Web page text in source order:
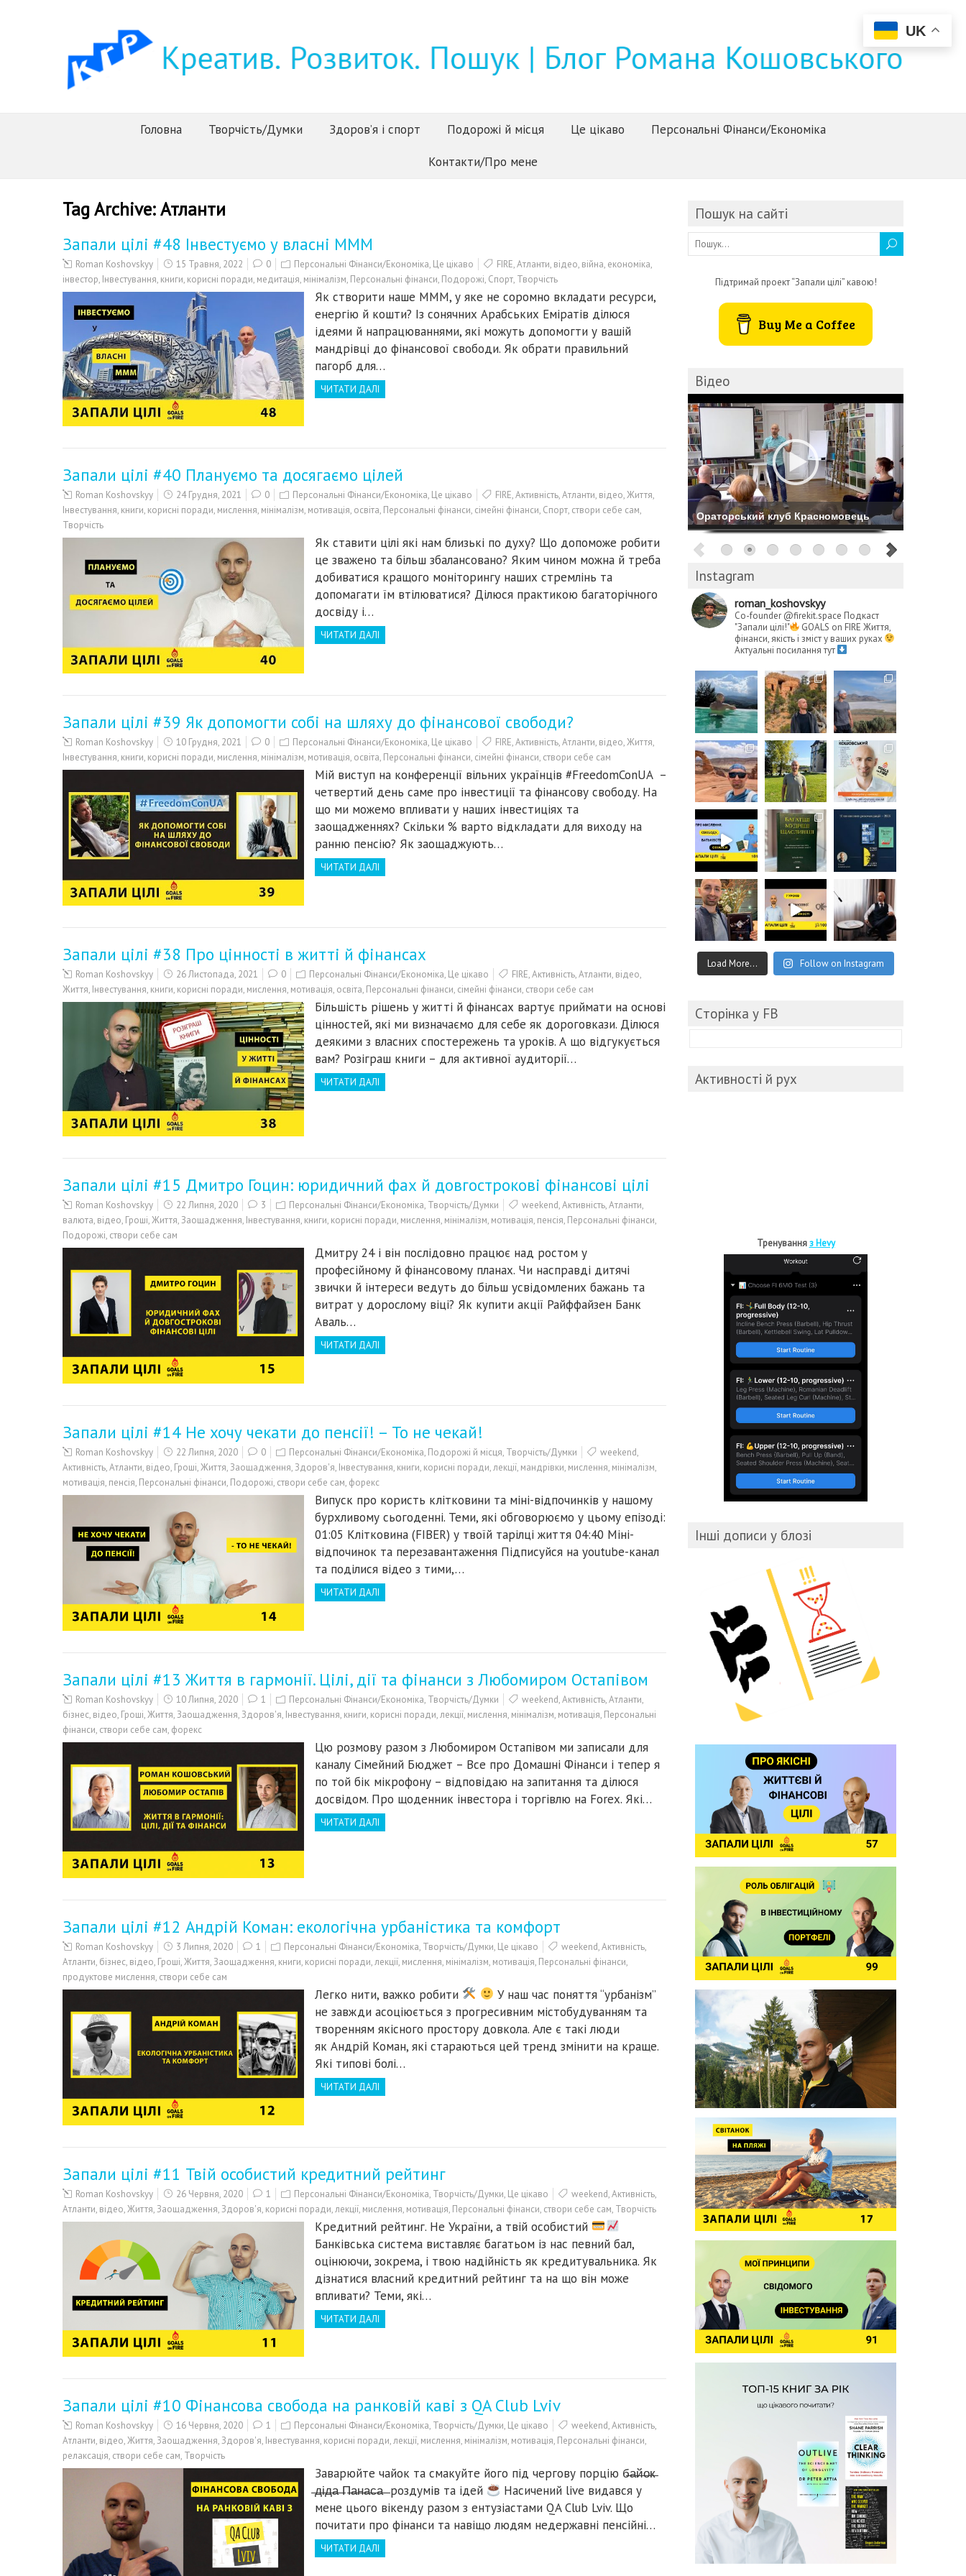
Головна Творчість/Думки Здоров’я і спорт Подорожі й місця Це цікаво Персональні Фінанси/Економіка
Контакти/Про мене
Tag Archive:Атланти
Запали цілі #48 Інвестуємо у власні МММ
Roman Koshovskyy 15 Травня, 2022 0 Персональні Фінанси/Економіка, Це цікаво FIRE,Атланти, відео, війна, економіка,
інвестор, Інвестування, книги, корисні поради, медитація, мінімалізм, Персональні фінанси, Подорожі, Спорт, Творчість
Як створити наше МММ, у яке не соромно вкладати ресурси,
енергію й кошти? Із сонячних Арабських Еміратів ділюся
ідеями й напрацюваннями, які можуть допомогти у вашій
мандрівці до фінансової свободи. Як обрати правильний
пагорб для…
ЧИТАТИ ДАЛІ
Запали цілі #40 Плануємо та досягаємо цілей
Roman Koshovskyy 24 Грудня, 2021 0 Персональні Фінанси/Економіка, Це цікаво FIRE,Активність,Атланти, відео,Життя,
Інвестування, книги, корисні поради, мислення, мінімалізм, мотивація, освіта, Персональні фінанси, сімейні фінанси, Спорт, створи себе сам,
Творчість
Як ставити цілі які нам близькі по духу? Що допоможе робити
це зважено та більш збалансовано? Яким чином можна й треба
добиватися кращого моніторингу наших стремлінь та
допомагати їм втілюватися? Ділюся практикою багаторічного
досвіду і…
ЧИТАТИ ДАЛІ
Запали цілі #39 Як допомогти собі на шляху до фінансової свободи?
Roman Koshovskyy 10 Грудня, 2021 0 Персональні Фінанси/Економіка, Це цікаво FIRE,Активність,Атланти, відео,Життя,
Інвестування, книги, корисні поради, мислення, мінімалізм, мотивація, освіта, Персональні фінанси, сімейні фінанси, створи себе сам
Мій виступ на конференції вільних українців #FreedomConUA –
четвертий день саме про інвестиції та фінансову свободу. На
що ми можемо впливати у наших інвестиціях та
заощадженнях? Скільки % варто відкладати для виходу на
ранню пенсію? Як заощаджують…
ЧИТАТИ ДАЛІ
Запали цілі #38 Про цінності в житті й фінансах
Roman Koshovskyy 26 Листопада, 2021 0 Персональні Фінанси/Економіка, Це цікаво FIRE,Активність,Атланти, відео,
Життя, Інвестування, книги, корисні поради, мислення, мотивація, освіта, Персональні фінанси, сімейні фінанси, створи себе сам
Більшість рішень у житті й фінансах вартує приймати на основі
цінностей, які ми визначаємо для себе як дороговкази. Ділюся
деякими з власних спостережень та уроків. А що відгукується
вам? Розіграш книги – для активної аудиторії…
ЧИТАТИ ДАЛІ
Запали цілі #15 Дмитро Гоцин: юридичний фах й довгострокові фінансові цілі
Roman Koshovskyy 22 Липня, 2020 3 Персональні Фінанси/Економіка, Творчість/Думки weekend,Активність,Атланти,
валюта, відео, Гроші,Життя,Заощадження, Інвестування, книги, корисні поради, мислення, мінімалізм, мотивація, пенсія, Персональні фінанси,
Подорожі, створи себе сам
Дмитру 24 і він послідовно працює над ростом у
професійному й фінансовому планах. Чи насправді дитячі
звички й інтереси ведуть до більш усвідомлених бажань та
витрат у дорослому віці? Як купити акції Райффайзен Банк
Аваль…
ЧИТАТИ ДАЛІ
Запали цілі #14 Не хочу чекати до пенсії! – То не чекай!
Roman Koshovskyy 22 Липня, 2020 0 Персональні Фінанси/Економіка, Подорожі й місця, Творчість/Думки weekend,
Активність,Атланти, відео, Гроші,Життя,Заощадження,Здоров'я, Інвестування, книги, корисні поради,лекції, мандрівки, мислення, мінімалізм,
мотивація, пенсія, Персональні фінанси, Подорожі, створи себе сам, форекс
Випуск про користь клітковини та міні-відпочинків у нашому
бурхливому сьогоденні. Теми, які обговорюємо у цьому епізоді:
01:05 Клітковина (FIBER) у твоїй тарілці життя 04:40 Міні-
відпочинок та перезавантаження Підписуйся на youtube-канал
та поділися відео з тими,…
ЧИТАТИ ДАЛІ
Запали цілі #13 Життя в гармонії. Цілі, дії та фінанси з Любомиром Остапівом
Roman Koshovskyy 10 Липня, 2020 1 Персональні Фінанси/Економіка, Творчість/Думки weekend,Активність,Атланти,
бізнес, відео, Гроші,Життя,Заощадження,Здоров'я, Інвестування, книги, корисні поради,лекції, мислення, мінімалізм, мотивація, Персональні
фінанси, створи себе сам, форекс
Цю розмову разом з Любомиром Остапівом ми записали для
каналу Сімейний Бюджет – Все про Домашні Фінанси і тепер я
по той бік мікрофону – відповідаю на запитання та ділюся
досвідом. Про щоденник інвестора і торгівлю на Forex. Які…
ЧИТАТИ ДАЛІ
Запали цілі #12 Андрій Коман: екологічна урбаністика та комфорт
Roman Koshovskyy 3 Липня, 2020 1 Персональні Фінанси/Економіка, Творчість/Думки, Це цікаво weekend,Активність,
Атланти, бізнес, відео, Гроші,Життя,Заощадження, книги, корисні поради,лекції, мислення, мінімалізм, мотивація, Персональні фінанси,
продуктове мислення, створи себе сам
Легко нити, важко робити
У наш час поняття “урбанізм”
не завжди асоціюється з прогресивним містобудуванням та
творенням якісного простору довкола. Але є такі люди
як Андрій Коман, які стараються цей тренд змінити на краще.
Які типові болі…
ЧИТАТИ ДАЛІ
Запали цілі #11 Твій особистий кредитний рейтинг
Roman Koshovskyy 26 Червня, 2020 1 Персональні Фінанси/Економіка, Творчість/Думки, Це цікаво weekend,Активність,
Атланти, відео,Життя,Заощадження,Здоров'я, корисні поради,лекції, мислення, мотивація, Персональні фінанси, створи себе сам, Творчість
Кредитний рейтинг. Не України, а твій особистий
Банківська система виставляє багатьом із нас певний бал,
оцінюючи, зокрема, і твою надійність як кредитувальника. Як
дізнатися власний кредитний рейтинг та на що він може
впливати? Теми, які…
ЧИТАТИ ДАЛІ
Запали цілі #10 Фінансова свобода на ранковій каві з QA Club Lviv
Roman Koshovskyy 16 Червня, 2020 1 Персональні Фінанси/Економіка, Творчість/Думки, Це цікаво weekend,Активність,
Атланти, відео,Життя,Заощадження,Здоров'я, Інвестування, корисні поради,лекції, мислення, мінімалізм, мотивація, Персональні фінанси,
релаксація, створи себе сам, Творчість
Заварюйте чайок та смакуйте його під чергову порцію б̶а̶й̶о̶к̶
̶д̶і̶д̶а̶ ̶П̶а̶н̶а̶с̶а̶ ̶ роздумів та ідей
Насичений live видався у
мене цього вікенду разом з ентузіастами QA Club Lviv. Що
почитати про фінанси та навіщо людям недержавні пенсійні…
ЧИТАТИ ДАЛІ
Пошук на сайті
Підтримай проект “Запали цілі” кавою!
Buy Me a Coffee
Відео
Комбіноване катання на Буковелі
Instagram
roman_koshovskyy
Co-founder @firekit.space Подкаст
"Запали цілі!"
GOALS on FIRE Життя,
фінанси, якість і зміст у ваших руках
Актуальні посилання тут
Load More... Follow on Instagram
Cторінка у FB
Активності й рух
Тренуванняз Hevy
Інші дописи у блозі
UK